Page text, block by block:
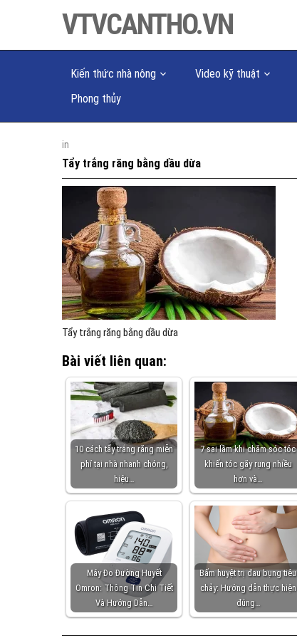
VTVCANTHO.VN
Kiến thức nhà nông Video kỹ thuật
Phong thủy
in
Tẩy trắng răng bằng dầu dừa
Tẩy trắng răng bằng dầu dừa
Bài viết liên quan:
10 cách tẩy trắng răng miễn
phí tại nhà nhanh chóng,
hiệu…
7 sai lầm khi chăm sóc tóc
khiến tóc gãy rụng nhiều
hơn và…
Máy Đo Đường Huyết
Omron: Thông Tin Chi Tiết
Và Hướng Dẫn…
Bấm huyệt trị đau bụng tiêu
chảy: Hướng dẫn thực hiện
đúng…